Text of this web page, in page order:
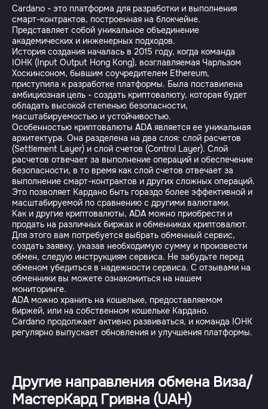
Cardano - это платформа для разработки и выполнения
смарт-контрактов, построенная на блокчейне.
Представляет собой уникальное объединение
академических и инженерных подходов.
История создания началась в 2015 году, когда команда
IOHK (Input Output Hong Kong), возглавляемая Чарльзом
Хоскинсоном, бывшим соучредителем Ethereum,
приступила к разработке платформы. Была поставилена
амбициозная цель - создать криптовалюту, которая будет
обладать высокой степенью безопасности,
масштабируемостью и устойчивостью.
Особенностью криптовалюты ADA является ее уникальная
архитектура. Она разделена на два слоя: слой расчетов
(Settlement Layer) и слой счетов (Control Layer). Слой
расчетов отвечает за выполнение операций и обеспечение
безопасности, в то время как слой счетов отвечает за
выполнение смарт-контрактов и других сложных операций.
Это позволяет Кардано быть гораздо более эффективной и
масштабируемой по сравнению с другими валютами.
Как и другие криптовалюты, ADA можно приобрести и
продать на различных биржах и обменниках криптовалют.
Для этого вам потребуется выбрать обменный сервис,
создать заявку, указав необходимую сумму и произвести
обмен, следую инструкциям сервиса. Не забудьте перед
обменом убедиться в надежности сервиса. С отзывами на
обменники вы можете ознакомиться на нашем
мониторинге.
ADA можно хранить на кошельке, предоставляемом
биржей, или на собственном кошельке Кардано.
Cardano продолжает активно развиваться, и команда IOHK
регулярно выпускает обновления и улучшения платформы.
Другие направления обмена Виза/
МастерКард Гривна (UAH)